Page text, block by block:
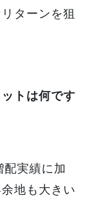
ターンを狙
トは何です
実績に加
地も大きい